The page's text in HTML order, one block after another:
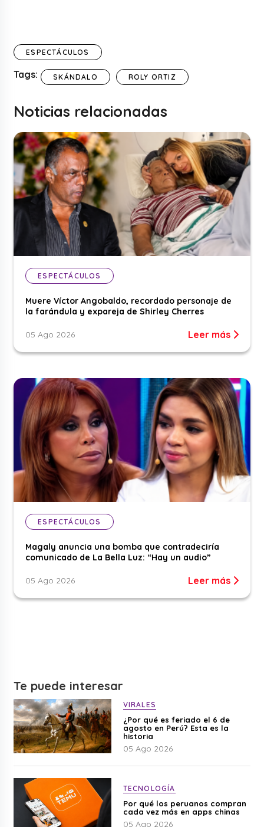
ESPECTÁCULOS
Tags: SKÁNDALO ROLY ORTIZ
Noticias relacionadas
ESPECTÁCULOS
Muere Víctor Angobaldo, recordado personaje de
la farándula y expareja de Shirley Cherres
05 Ago 2026 Leer más
ESPECTÁCULOS
Magaly anuncia una bomba que contradeciría
comunicado de La Bella Luz: “Hay un audio”
05 Ago 2026 Leer más
Te puede interesar
VIRALES
¿Por qué es feriado el 6 de
agosto en Perú? Esta es la
historia
05 Ago 2026
TECNOLOGÍA
Por qué los peruanos compran
cada vez más en apps chinas
05 Ago 2026